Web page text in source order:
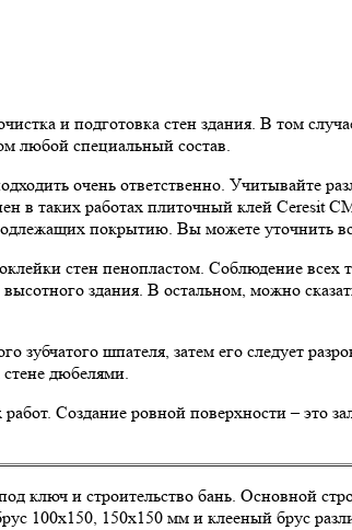
и подготовка стен здания. В том
любой специальный состав.
очень ответственно. Учитывайте
таких работах плиточный клей Ceresit
покрытию. Вы можете уточнить
стен пенопластом. Соблюдение
здания. В остальном, можно
шпателя, затем его следует
дюбелями.
Создание ровной поверхности – это
ключ и строительство бань. Основной
100х150, 150х150 мм и клееный брус